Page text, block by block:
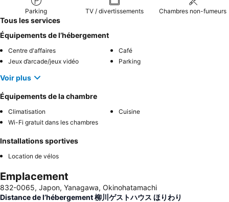
Parking TV / divertissements Chambres non-fumeurs
Tous les services
Équipements de l’hébergement
Centre d'affaires
Café
Jeux d’arcade/jeux vidéo
Parking
Voir plus
Équipements de la chambre
Climatisation
Cuisine
Wi-Fi gratuit dans les chambres
Installations sportives
Location de vélos
Emplacement
832-0065, Japon, Yanagawa, Okinohatamachi
Distance de l’hébergement 柳川ゲストハウス ほりわり